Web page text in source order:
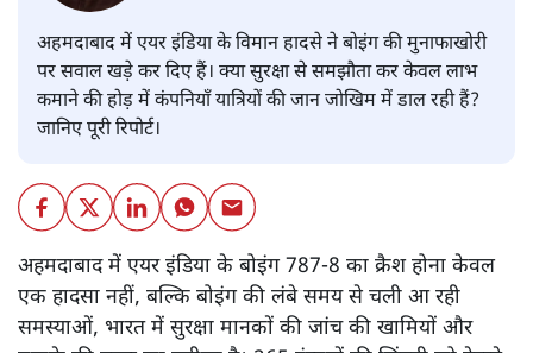
अहमदाबाद में एयर इंडिया के विमान हादसे ने बोइंग की मुनाफाखोरी
पर सवाल खड़े कर दिए हैं। क्या सुरक्षा से समझौता कर केवल लाभ
कमाने की होड़ में कंपनियाँ यात्रियों की जान जोखिम में डाल रही हैं?
जानिए पूरी रिपोर्ट।
अहमदाबाद में एयर इंडिया के बोइंग 787-8 का क्रैश होना केवल
एक हादसा नहीं, बल्कि बोइंग की लंबे समय से चली आ रही
समस्याओं, भारत में सुरक्षा मानकों की जांच की खामियों और